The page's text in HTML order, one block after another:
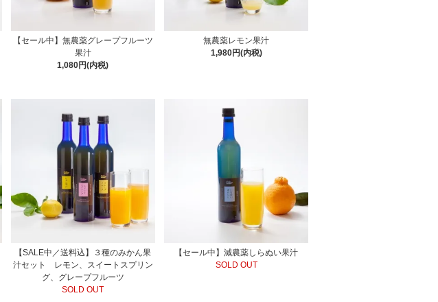
【セール中】無農薬グレープフルーツ
果汁
1,080円(内税)
無農薬レモン果汁
1,980円(内税)
【SALE中／送料込】３種のみかん果
汁セット レモン、スイートスプリン
グ、グレープフルーツ
SOLD OUT
【セール中】減農薬しらぬい果汁
SOLD OUT